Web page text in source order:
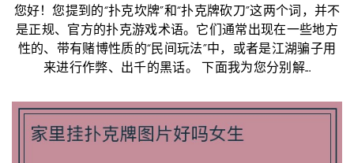
您好！您提到的“扑克坎牌”和“扑克牌砍刀”这两个词，并不
是正规、官方的扑克游戏术语。它们通常出现在一些地方
性的、带有赌博性质的“民间玩法”中，或者是江湖骗子用
来进行作弊、出千的黑话。 下面我为您分别解...